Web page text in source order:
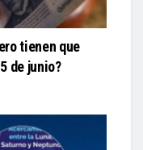
tienen que
de junio?